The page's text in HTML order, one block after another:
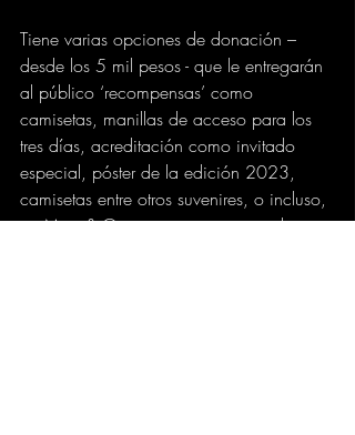
Tiene varias opciones de donación –
desde los 5 mil pesos - que le entregarán
al público ‘recompensas’ como
camisetas, manillas de acceso para los
tres días, acreditación como invitado
especial, póster de la edición 2023,
camisetas entre otros suvenires, o incluso,
un Meet & Greet con artistas invitados.